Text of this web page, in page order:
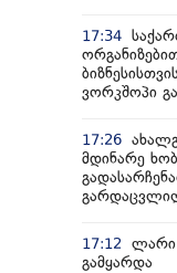
17:34
ვორკშოპი
17:26
მდინარე
17:12
ლარი
გამყარდა